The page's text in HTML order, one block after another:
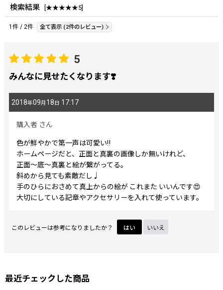
レビュー検索:
画像:
星の数:
並び順:
検索結果 ★★★★★5
1 件 / 2件 全て表示 (2件のレビュー)
5
みんなに見せたくなります❣️
2018年09月 18 日 17:17
購入者 さん
色が鮮やかで第一声は可愛い‼️
ホームページだと、正面と真裏の画像しか無いけれど、
正面〜底〜真裏と絵が繋がってる。
斜めから見ても素敵だし♩
手のひらにおさめて真上からの絵が これまた いいんです😍
大切にしている記章やアクセサリーを入れて使っています。
このレビューは参考になりましたか？ はい いいえ
最近チェックした商品